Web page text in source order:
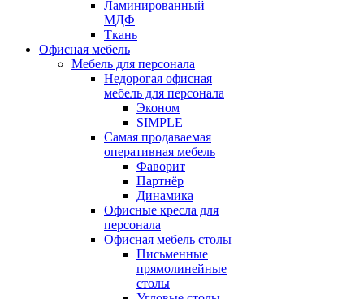
Ламинированный
МДФ
Ткань
Офисная мебель
Мебель для персонала
Недорогая офисная
мебель для персонала
Эконом
SIMPLE
Самая продаваемая
оперативная мебель
Фаворит
Партнёр
Динамика
Офисные кресла для
персонала
Офисная мебель столы
Письменные
прямолинейные
столы